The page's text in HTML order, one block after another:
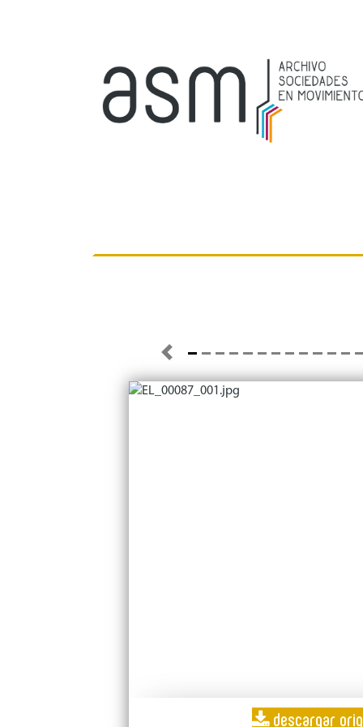
descargar
Previous